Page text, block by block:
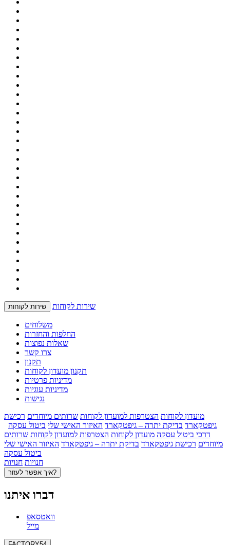
שירות לקוחות שירות לקוחות
משלוחים
החלפות והחזרות
שאלות נפוצות
צרו קשר
תקנון
תקנון מועדון לקוחות
מדיניות פרטיות
מדיניות עוגיות
נגישות
מועדון לקוחות הצטרפות למועדון לקוחות שרותים מיוחדים רכישת
גיפטקארד בדיקת יתרה – גיפטקארד האיזור האישי שלי ביטול עסקה
דרכי ביטול עסקה מועדון לקוחות הצטרפות למועדון לקוחות שרותים
מיוחדים רכישת גיפטקארד בדיקת יתרה – גיפטקארד האיזור האישי שלי
ביטול עסקה
חנויות חנויות
איך אפשר לעזור?
דברו איתנו
וואטסאפ
מייל